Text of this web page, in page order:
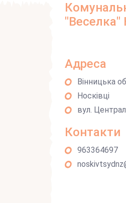
"Веселка"
Адреса
Вінницька
Носківці
вул.
Контакти
963364697